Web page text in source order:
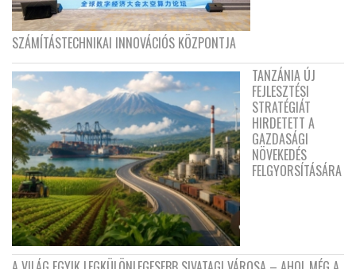
SZÁMÍTÁSTECHNIKAI INNOVÁCIÓS KÖZPONTJA
TANZÁNIA ÚJ
FEJLESZTÉSI
STRATÉGIÁT
HIRDETETT A
GAZDASÁGI
NÖVEKEDÉS
FELGYORSÍTÁSÁRA